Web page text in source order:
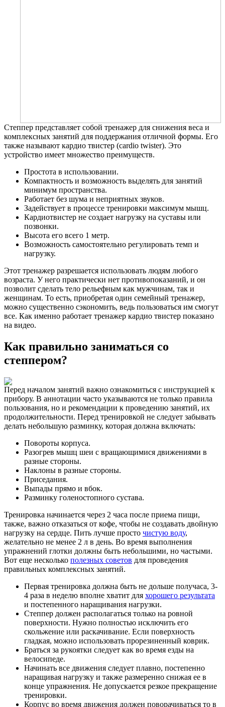
Степпер представляет собой тренажер для снижения веса и
комплексных занятий для поддержания отличной формы. Его
также называют кардио твистер (cardio twister). Это
устройство имеет множество преимуществ.
Простота в использовании.
Компактность и возможность выделять для занятий
минимум пространства.
Работает без шума и неприятных звуков.
Задействует в процессе тренировки максимум мышц.
Кардиотвистер не создает нагрузку на суставы или
позвонки.
Высота его всего 1 метр.
Возможность самостоятельно регулировать темп и
нагрузку.
Этот тренажер разрешается использовать людям любого
возраста. У него практически нет противопоказаний, и он
позволит сделать тело рельефным как мужчинам, так и
женщинам. То есть, приобретая один семейный тренажер,
можно существенно сэкономить, ведь пользоваться им смогут
все. Как именно работает тренажер кардио твистер показано
на видео.
Как правильно заниматься со
степпером?
Перед началом занятий важно ознакомиться с инструкцией к
прибору. В аннотации часто указываются не только правила
пользования, но и рекомендации к проведению занятий, их
продолжительности. Перед тренировкой не следует забывать
делать небольшую разминку, которая должна включать:
Повороты корпуса.
Разогрев мышц шеи с вращающимися движениями в
разные стороны.
Наклоны в разные стороны.
Приседания.
Выпады прямо и вбок.
Разминку голеностопного сустава.
Тренировка начинается через 2 часа после приема пищи,
также, важно отказаться от кофе, чтобы не создавать двойную
нагрузку на сердце. Пить лучше просто чистую воду,
желательно не менее 2 л в день. Во время выполнения
упражнений глотки должны быть небольшими, но частыми.
Вот еще несколько полезных советов для проведения
правильных комплексных занятий.
Первая тренировка должна быть не дольше получаса, 3-
4 раза в неделю вполне хватит для хорошего результата
и постепенного наращивания нагрузки.
Степпер должен располагаться только на ровной
поверхности. Нужно полностью исключить его
скольжение или раскачивание. Если поверхность
гладкая, можно использовать прорезиненный коврик.
Браться за рукоятки следует как во время езды на
велосипеде.
Начинать все движения следует плавно, постепенно
наращивая нагрузку и также размеренно снижая ее в
конце упражнения. Не допускается резкое прекращение
тренировки.
Корпус во время движения должен поворачиваться то в